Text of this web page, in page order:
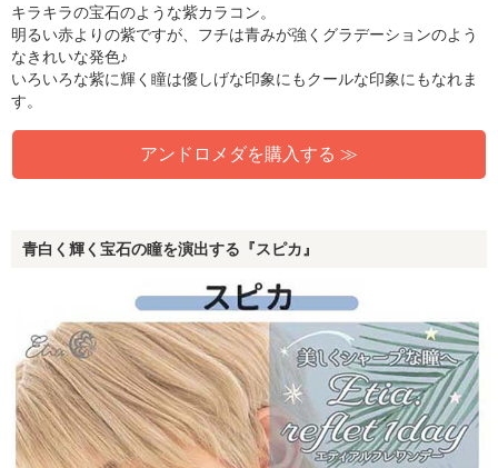
キラキラの宝石のような紫カラコン。
明るい赤よりの紫ですが、フチは青みが強くグラデーションのよう
なきれいな発色♪
いろいろな紫に輝く瞳は優しげな印象にもクールな印象にもなれま
す。
アンドロメダを購入する ≫
青白く輝く宝石の瞳を演出する『スピカ』